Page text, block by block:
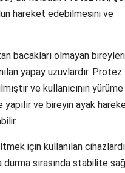
hareket edebilmesini ve
bacakları olmayan
yapay uzuvlardır. Protez
ve kullanıcının yürüme
ve bireyin ayak
için kullanılan
sırasında stabilite